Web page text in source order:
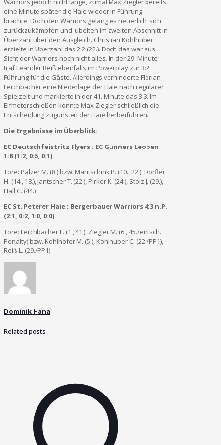
Warriors jedoch nicht lange, zumal Max Ziegler bereits
eine Minute später die Haie wieder in Führung
brachte. Doch den Warriors gelang es neuerlich, sich
zurückzukämpfen und jubelten im zweiten Abschnitt in
Überzahl über den Ausgleich. Christian Kohlhuber
erzielte in Überzahl das 2:2 (22.). Doch das war aus
Sicht der Warriors noch nicht alles. In der 29. Minute
traf Leander Reiß ebenfalls im Powerplay zur 3:2
Führung für die Gäste. Allerdings verhinderte Florian
Lerchbacher eine Niederlage der Haie nach regulärer
Spielzeit und markierte in der 41. Minute das 3.3. Im
Elfmeterschießen konnte Max Ziegler schließlich die
Entscheidung zugunsten der Haie herbeiführen.
Die Ergebnisse im Überblick:
EC Deutschfeistritz Flyers : EC Gunners Leoben
1:8 (1:2, 0:5, 0:1)
Tore: Palzer M. (8.) bzw. Maritschnik P. (10., 22.), Dörfler
H. (14., 18.), Jantscher T. (22.), Pirker K. (24.), Stolz J. (29.),
Hall C. (44.)
EC St. Peterer Haie : Bergerbauer Warriors 4:3 n.P.
(2:1, 0:2, 1:0, 0:0)
Tore: Lerchbacher F. (1., 41.), Ziegler M. (6., 45./entsch.
Penalty) bzw. Kohlhofer M. (5.), Kohlhuber C. (22./PP1),
Reiß L. (29./PP1)
Dominik Hana
Related posts